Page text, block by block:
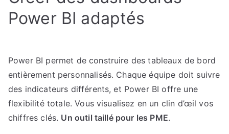
Power BI adaptés
Power BI permet de construire des tableaux de bord
entièrement personnalisés. Chaque équipe doit suivre
des indicateurs différents, et Power BI offre une
flexibilité totale. Vous visualisez en un clin d’œil vos
chiffres clés. Un outil taillé pour les PME.